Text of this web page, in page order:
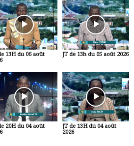
13H du 06 août
JT de 13h du 05 août 2026
20H du 04 août
JT de 13H du 04 août
2026